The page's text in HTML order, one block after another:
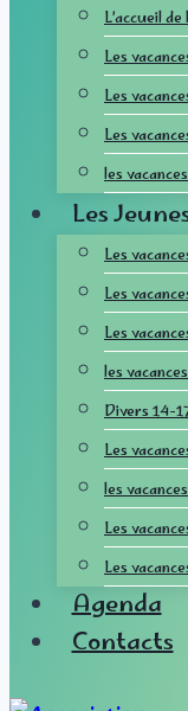
L’accueil
Les
Les
Les
les
Les
Les
Les
Les
les
Divers 14-
Les
les
Les
Les
Agenda
Contacts